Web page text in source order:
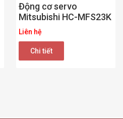
Động cơ servo
Mitsubishi HC-MFS23K
Liên hệ
Chi tiết